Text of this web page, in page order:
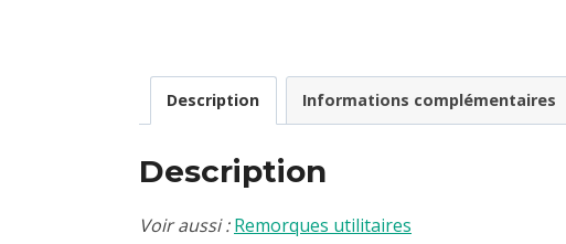
Description Informations complémentaires
Description
Voir aussi : Remorques utilitaires